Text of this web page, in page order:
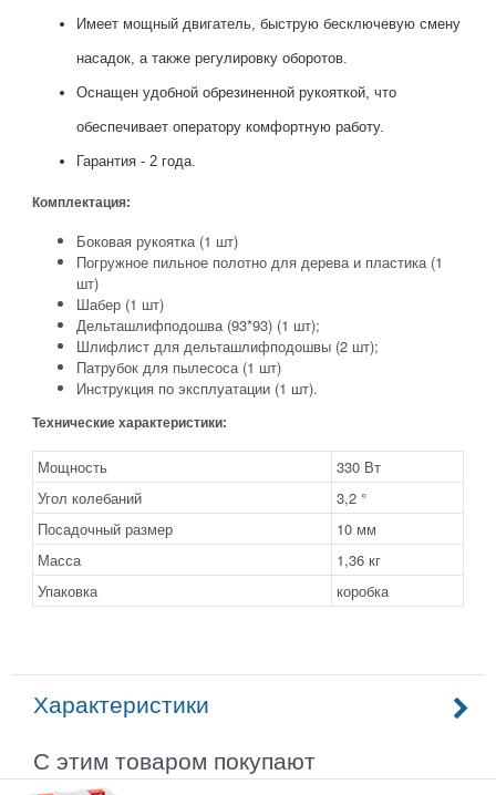
Имеет мощный двигатель, быструю бесключевую смену
насадок, а также регулировку оборотов.
Оснащен удобной обрезиненной рукояткой, что
обеспечивает оператору комфортную работу.
Гарантия - 2 года.
Комплектация:
Боковая рукоятка (1 шт)
Погружное пильное полотно для дерева и пластика (1
шт)
Шабер (1 шт)
Дельташлифподошва (93*93) (1 шт);
Шлифлист для дельташлифподошвы (2 шт);
Патрубок для пылесоса (1 шт)
Инструкция по эксплуатации (1 шт).
Технические характеристики:
Мощность
330 Вт
Угол колебаний
3,2 °
Посадочный размер
10 мм
Масса
1,36 кг
Упаковка
коробка
Характеристики
С этим товаром покупают